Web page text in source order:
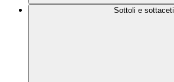
Sottoli e sottaceti